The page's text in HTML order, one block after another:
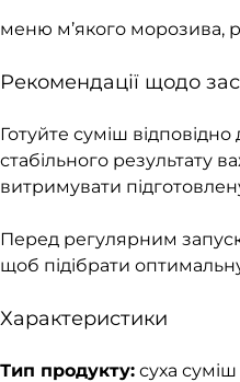
меню м’якого морозива,
Рекомендації щодо
Готуйте суміш
стабільного результату
витримувати
Перед регулярним
щоб підібрати
Характеристики
Тип продукту: суха